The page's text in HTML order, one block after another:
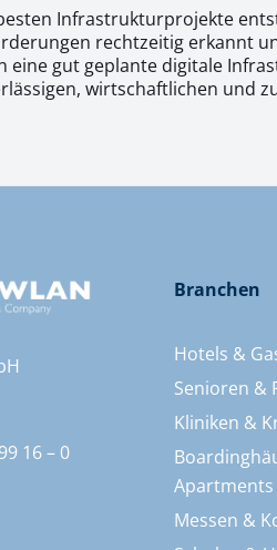
Infrastrukturprojekte
rechtzeitig erkannt
eine gut geplante digitale
wirtschaftlichen und
16 – 0
Branchen
Hotels &
Senioren &
Kliniken &
Apartments
Messen &